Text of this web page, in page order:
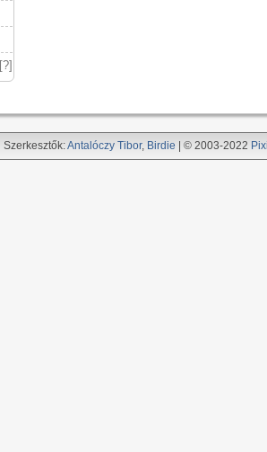
[?]
Szerkesztők:Antalóczy Tibor, Birdie | © 2003-2022